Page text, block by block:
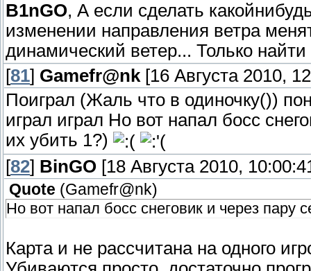
B1nGO, А если сделать
изменении направления ветра
динамический ветер... Только
[81] Gamefr@nk [16 Августа 2010,
Поиграл (Жаль что в одиночку())
играл играл Но вот напал босс
их убить 1?)
[82] BinGO [18 Августа 2010,
Quote (Gamefr@nk)
Но вот напал босс снеговик и через
Карта и не рассчитана на одного